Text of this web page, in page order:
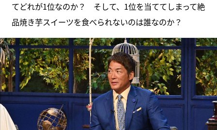
てどれが1位なのか？ そして、1位を当ててしまって絶
品焼き芋スイーツを食べられないのは誰なのか？